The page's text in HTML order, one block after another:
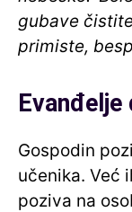
gubave
primiste,
Evanđelje
Gospodin
učenika. Već
poziva na